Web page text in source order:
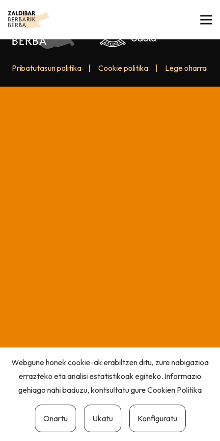
Pribatutasun politika Cookie politika Lege oharra
Webgune honek cookie-ak erabiltzen ditu, zure nabigazioa
errazteko eta analisi estatistikoak egiteko. Informazio
gehiago nahi baduzu, kontsultatu gureCookien Politika
Onartu Ukatu Konfiguratu